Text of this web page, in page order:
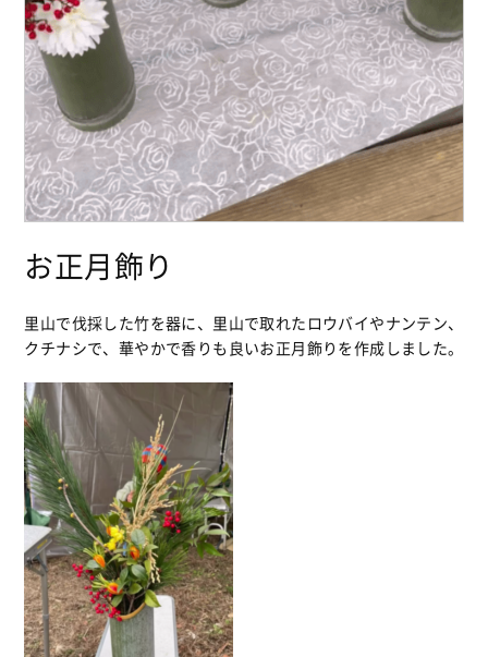
お正月飾り
里山で伐採した竹を器に、里山で取れたロウバイやナンテン、
クチナシで、華やかで香りも良いお正月飾りを作成しました。